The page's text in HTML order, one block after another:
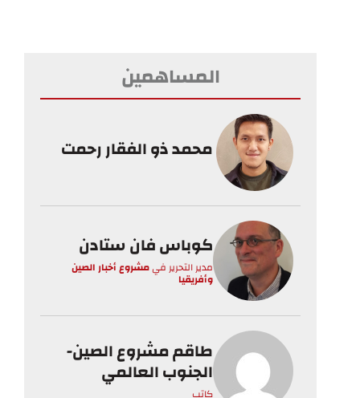
المساهمين
محمد ذو الفقار رحمت
كوباس فان ستادن
مدير التحرير فيمشروع أخبار الصين
وأفريقيا
طاقم مشروع الصين-
الجنوب العالمي
كاتب